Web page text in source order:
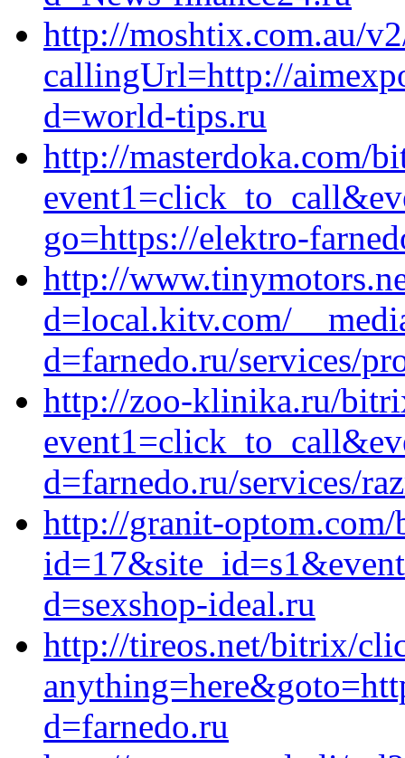
http://moshtix.com.au/
callingUrl=http://
d=world-tips.ru
http://masterdoka.com/
go=https://elektro-
http://
d=local.kitv.com/
d=farnedo.ru/services/
http://zoo-klinika.ru/
d=farnedo.ru/services/
http://granit-
d=sexshop-ideal.ru
http://tireos.net/bitrix/
d=farnedo.ru